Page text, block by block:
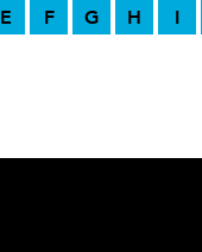
E F G H I